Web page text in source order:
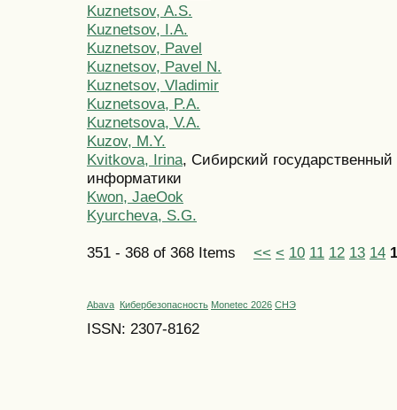
Kuznetsov, A.S.
Kuznetsov, I.A.
Kuznetsov, Pavel
Kuznetsov, Pavel N.
Kuznetsov, Vladimir
Kuznetsova, P.A.
Kuznetsova, V.A.
Kuzov, M.Y.
Kvitkova, Irina, Сибирский
информатики
Kwon, JaeOok
Kyurcheva, S.G.
351 - 368 of 368 Items << < 10 11 12 13 14
Abava Кибербезопасность Monetec 2026 СНЭ
ISSN: 2307-8162